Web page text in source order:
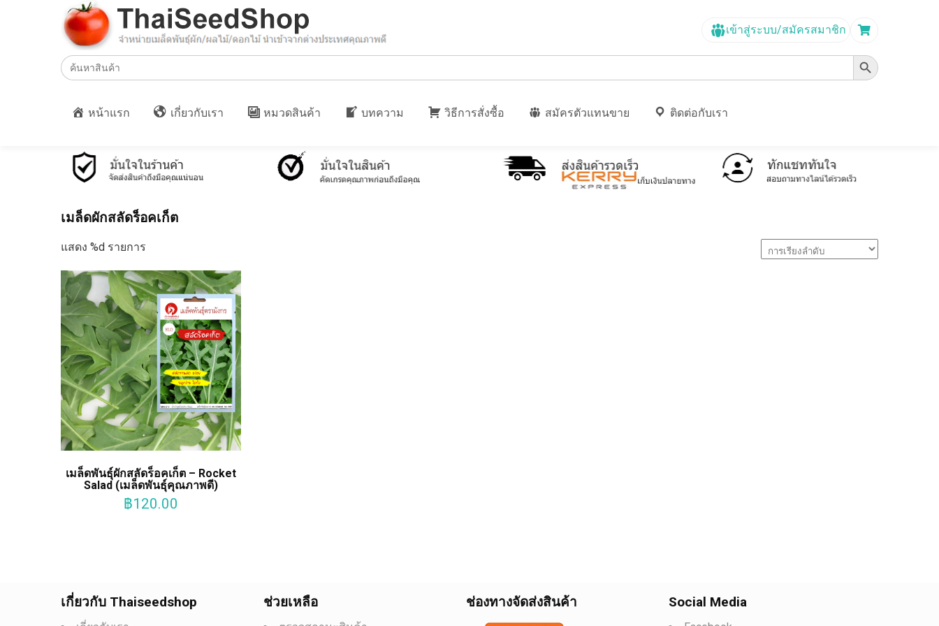
เข้าสู่ระบบ/สมัครสมาชิก
Search
for:
Search Button
หน้าแรก เกี่ยวกับเรา หมวดสินค้า บทความ วิธีการสั่งซื้อ สมัครตัวแทนขาย ติดต่อกับเรา
เมล็ดผักสลัดร็อคเก็ต
แสดง %d รายการ
เมล็ดพันธุ์ผักสลัดร็อคเก็ต – Rocket
Salad (เมล็ดพันธุ์คุณภาพดี)
฿120.00
เกี่ยวกับ Thaiseedshop ช่วยเหลือ ช่องทางจัดส่งสินค้า Social Media